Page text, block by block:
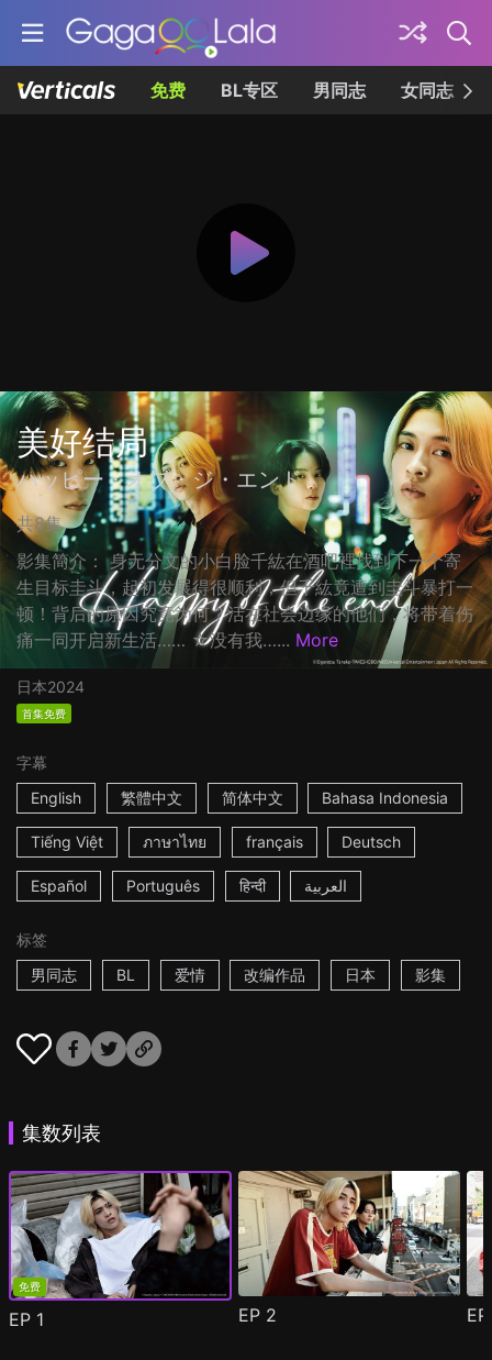
免费 BL专区 男同志 女同志
美好结局
ハッピー・オブ・ジ・エンド
共8集
影集简介： 身无分文的小白脸千紘在酒吧裡找到下一个寄
生目标圭斗，起初发展得很顺利，但千紘竟遭到圭斗暴打一
顿！背后的原因究竟为何？活在社会边缘的他们，将带着伤
痛一同开启新生活…… ☆没有我…... More
日本2024
首集免费
字幕
English
繁體中文 简体中文 Bahasa Indonesia
Tiếng Việt ภาษาไทย français Deutsch
Español Português हिन्दी العربية
标签
男同志
BL 爱情 改编作品 日本 影集
集数列表
免费
EP 1 EP 2